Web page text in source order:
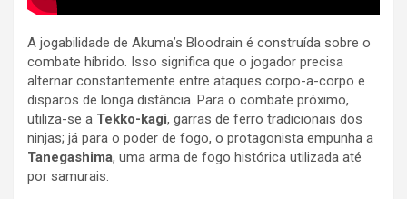
A jogabilidade de Akuma’s Bloodrain é construída sobre o
combate híbrido. Isso significa que o jogador precisa
alternar constantemente entre ataques corpo-a-corpo e
disparos de longa distância. Para o combate próximo,
utiliza-se a Tekko-kagi, garras de ferro tradicionais dos
ninjas; já para o poder de fogo, o protagonista empunha a
Tanegashima, uma arma de fogo histórica utilizada até
por samurais.